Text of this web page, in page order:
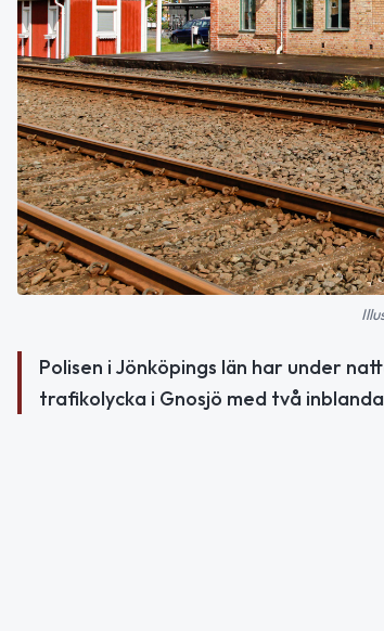
Polisen i Jönköpings län har under
trafikolycka i Gnosjö med två